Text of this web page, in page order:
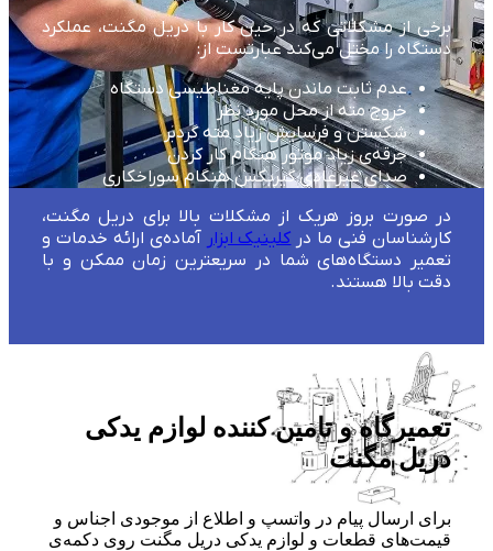
برخی از مشکلاتی که در حین کار با دریل مگنت، عملکرد
دستگاه را مختل می‌کند عبارتست از:
عدم ثابت ماندن پایه مغناطیسی دستگاه
خروج مته از محل مورد نظر
شکستن و فرسایش زیاد مته گردبر
جرقه‌ی زیاد موتور هنگام کار کردن
صدای غیرعادی گیربکس هنگام سوراخکاری
در صورت بروز هریک از مشکلات بالا برای دریل مگنت،
کارشناسان فنی ما در کلینیک ابزار آماده‌ی ارائه خدمات و
تعمیر دستگاه‌های شما در سریعترین زمان ممکن و با
دقت بالا هستند.
تعمیرگاه و تامین کننده لوازم یدکی
دریل مگنت
برای ارسال پیام در واتسپ و اطلاع از موجودی اجناس و
قیمت‌های قطعات و لوازم یدکی دریل مگنت روی دکمه‌ی